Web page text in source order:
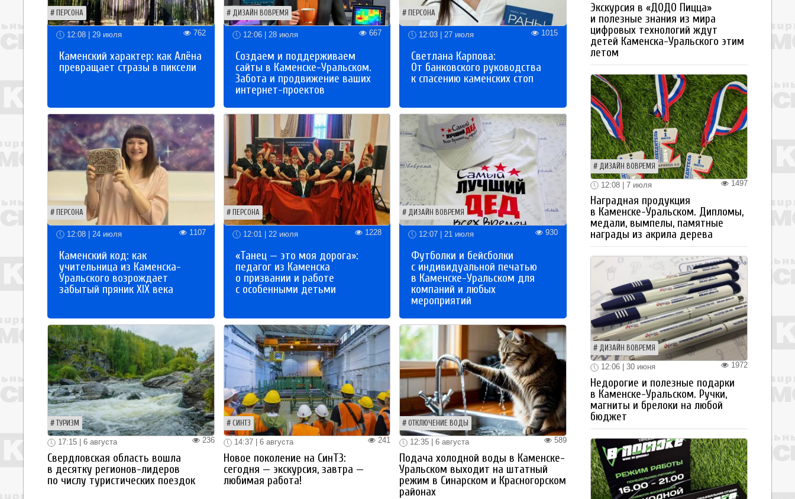
ПЕРСОНА
12:08 | 29 июля 762
Каменский характер: как Алёна
превращает стразы в пиксели
ДИЗАЙН ВОВРЕМЯ
12:06 | 28 июля 667
Создаем и поддерживаем
сайты в Каменске-Уральском.
Забота и продвижение ваших
интернет-проектов
ПЕРСОНА
12:03 | 27 июля 1015
Светлана Карпова:
От банковского руководства
к спасению каменских стоп
ПЕРСОНА
12:08 | 24 июля 1107
Каменский код: как
учительница из Каменска-
Уральского возрождает
забытый пряник XIX века
ПЕРСОНА
12:01 | 22 июля 1228
«Танец — это моя дорога»:
педагог из Каменска
о призвании и работе
с особенными детьми
ДИЗАЙН ВОВРЕМЯ
12:07 | 21 июля 930
Футболки и бейсболки
с индивидуальной печатью
в Каменске-Уральском для
компаний и любых
мероприятий
ТУРИЗМ
236
17:15 | 6 августа
Свердловская область вошла
в десятку регионов-лидеров
по числу туристических поездок
СИНТЗ
241
14:37 | 6 августа
Новое поколение на СинТЗ:
сегодня — экскурсия, завтра —
любимая работа!
ОТКЛЮЧЕНИЕ ВОДЫ
589
12:35 | 6 августа
Подача холодной воды в Каменске-
Уральском выходит на штатный
режим в Синарском и Красногорском
районах
Экскурсия в «ДОДО Пицца»
и полезные знания из мира
цифровых технологий ждут
детей Каменска-Уральского этим
летом
ДИЗАЙН ВОВРЕМЯ
1497
12:08 | 7 июля
Наградная продукция
в Каменске-Уральском. Дипломы,
медали, вымпелы, памятные
награды из акрила дерева
ДИЗАЙН ВОВРЕМЯ
1972
12:06 | 30 июня
Недорогие и полезные подарки
в Каменске-Уральском. Ручки,
магниты и брелоки на любой
бюджет